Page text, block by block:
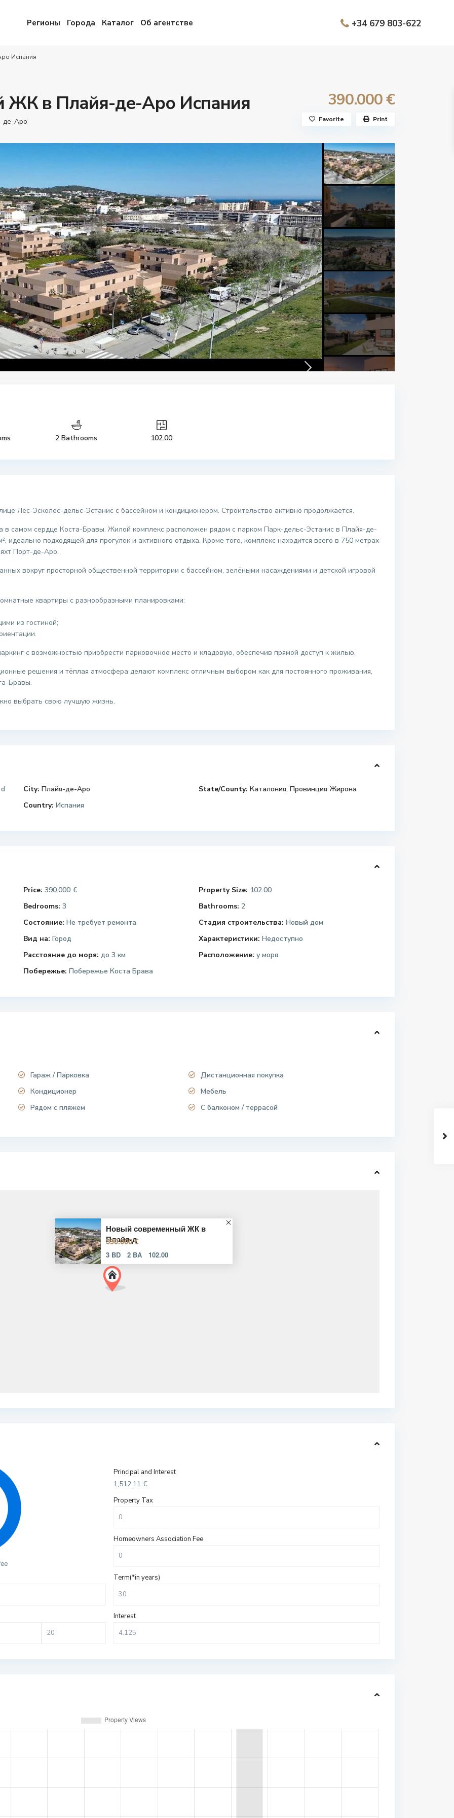
Регионы Города Каталог Об агентстве +34 679 803-622
Испания
ЖК в Плайя-де-Аро Испания 390.000 €
де-Аро Favorite Print
2 Bathrooms 102.00
Лес-Эсколес-дельс-Эстанис с бассейном и кондиционером. Строительство активно продолжается.
в самом сердце Коста-Бравы. Жилой комплекс расположен рядом с парком Парк-дельс-Эстанис в Плайя-де-
подходящей для прогулок и активного отдыха. Кроме того, комплекс находится всего в 750 метрах
Порт-де-Аро.
вокруг просторной общественной территории с бассейном, зелёными насаждениями и детской игровой
квартиры с разнообразными планировками:
из гостиной;
с возможностью приобрести парковочное место и кладовую, обеспечив прямой доступ к жилью.
решения и тёплая атмосфера делают комплекс отличным выбором как для постоянного проживания,
Бравы.
выбрать свою лучшую жизнь.
City: Плайя-де-Аро State/County: Каталония, Провинция Жирона
Country: Испания
Price: 390.000 € Property Size: 102.00
Bedrooms: 3 Bathrooms: 2
Состояние: Не требует ремонта Стадия строительства: Новый дом
Вид на: Город Характеристики: Недоступно
Расстояние до моря: до 3 км Расположение: у моря
Побережье: Побережье Коста Брава
Гараж / Парковка
Дистанционная покупка
Кондиционер
Мебель
Рядом с пляжем
С балконом / террасой
Новый современный ЖК в
Плайя-д
390.000 €
3 BD 2 BA 102.00
Principal and Interest
1,512.11 €
Property Tax
Homeowners Association Fee
Term(*in years)
Interest